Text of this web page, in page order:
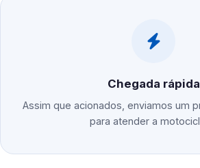
Chegada rápida
Assim que acionados, enviamos um
para atender a